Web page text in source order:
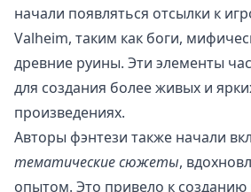
начали появляться отсылки к
Valheim, таким как боги,
древние руины. Эти элементы
для создания более живых и
произведениях.
Авторы фэнтези также начали
тематические сюжеты,
опытом. Это привело к созданию